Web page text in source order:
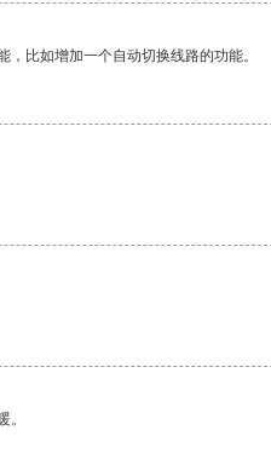
比如增加一个自动切换线路的功能。
。